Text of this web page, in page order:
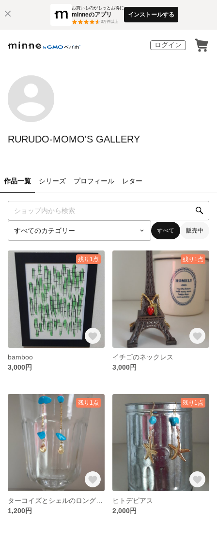
お買いものがもっとお得に
minneのアプリ
3万件以上
インストールする
ログイン
RURUDO-MOMO'S GALLERY
作品一覧 シリーズ プロフィール レター
すべて 販売中
残り1点
bamboo
3,000円
残り1点
イチゴのネックレス
3,000円
残り1点
1,200円
残り1点
ヒトデピアス
2,000円